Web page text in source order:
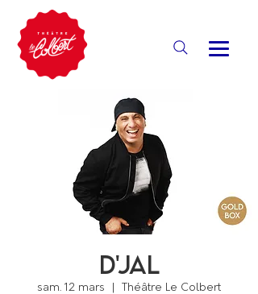
D'Jal
sam. 12 mars
  |
Théâtre Le Colbert